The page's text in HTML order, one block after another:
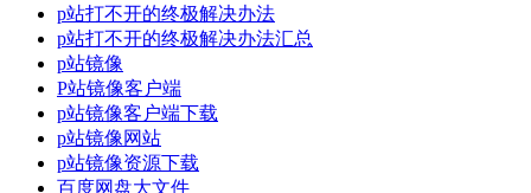
p站打不开的终极解决办法
p站打不开的终极解决办法汇总
p站镜像
P站镜像客户端
p站镜像客户端下载
p站镜像网站
p站镜像资源下载
百度网盘大文件